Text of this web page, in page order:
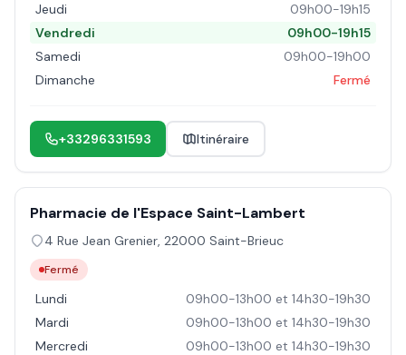
Jeudi
09h00-19h15
Vendredi
09h00-19h15
Samedi
09h00-19h00
Dimanche
Fermé
+33296331593 Itinéraire
Pharmacie de l'Espace Saint-Lambert
4 Rue Jean Grenier, 22000 Saint-Brieuc
Fermé
Lundi
09h00-13h00 et 14h30-19h30
Mardi
09h00-13h00 et 14h30-19h30
Mercredi
09h00-13h00 et 14h30-19h30